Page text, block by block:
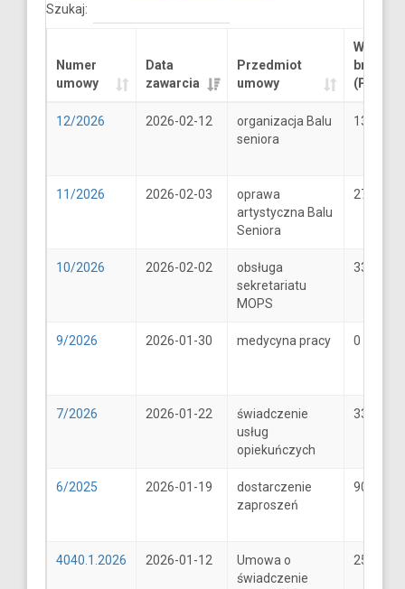
Szukaj:
Numer
umowy
Data
zawarcia
Przedmiot
umowy
Wartość
brutto
(PLN)
12/2026 2026-02-12
organizacja Balu
seniora
13289.6
11/2026 2026-02-03
oprawa
artystyczna Balu
Seniora
2706
10/2026 2026-02-02
obsługa
sekretariatu
MOPS
33
9/2026 2026-01-30 medycyna pracy 0
7/2026 2026-01-22
świadczenie
usług
opiekuńczych
33
6/2025 2026-01-19
dostarczenie
zaproszeń
900
4040.1.2026 2026-01-12
Umowa o
świadczenie
25600